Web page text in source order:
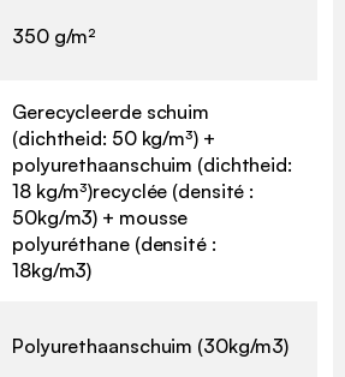
350 g/m²
Gerecycleerde schuim
(dichtheid: 50 kg/m³) +
polyurethaanschuim (dichtheid:
18 kg/m³)recyclée (densité :
50kg/m3) + mousse
polyuréthane (densité :
18kg/m3)
Polyurethaanschuim (30kg/m3)